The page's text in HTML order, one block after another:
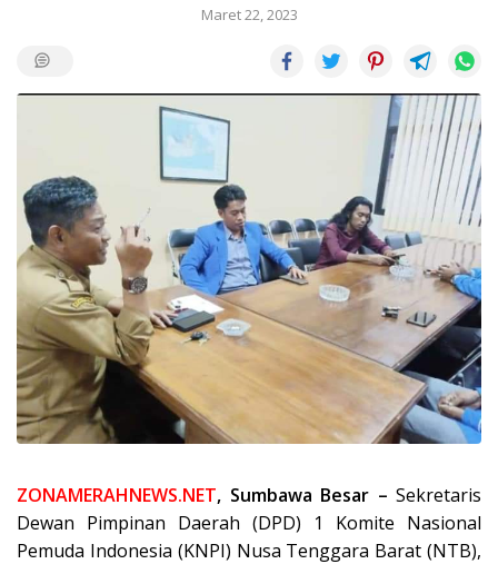
Maret 22, 2023
ZONAMERAHNEWS.NET, Sumbawa Besar – Sekretaris
Dewan Pimpinan Daerah (DPD) 1 Komite Nasional
Pemuda Indonesia (KNPI) Nusa Tenggara Barat (NTB),